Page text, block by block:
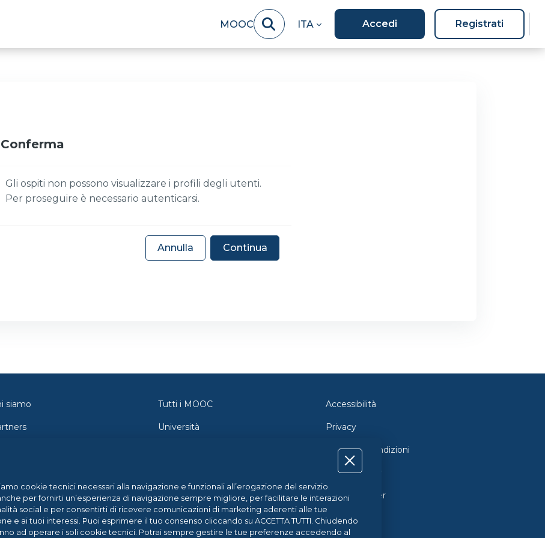
MOOC ITA Accedi Registrati
Conferma
Gli ospiti non possono visualizzare i profili degli utenti.
Per proseguire è necessario autenticarsi.
Annulla Continua
siamo
Center
Tutti i MOOC
Università
FedericaX
Federica Coursera
Accessibilità
Privacy
Termini e Condizioni
Cookie Policy
Cookie Center
cookie tecnici necessari alla navigazione e funzionali all’erogazione del servizio.
per fornirti un’esperienza di navigazione sempre migliore, per facilitare le interazioni
social e per consentirti di ricevere comunicazioni di marketing aderenti alle tue
e ai tuoi interessi. Puoi esprimere il tuo consenso cliccando su ACCETTA TUTTI. Chiudendo
ad operare i soli cookie tecnici. Potrai sempre gestire le tue preferenze accedendo al